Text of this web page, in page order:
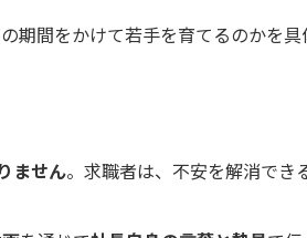
期間をかけて若手を育てるのかを具
ません。求職者は、不安を解消でき